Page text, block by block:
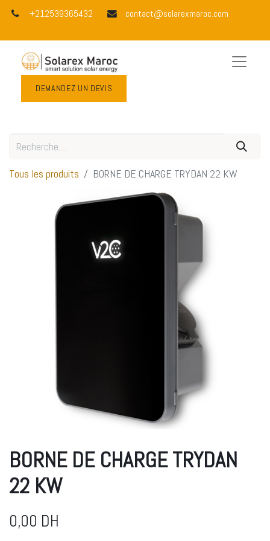
+212539365432 contact@solarexmaroc.com
DEMANDEZ UN DEVIS
Tous les produits BORNE DE CHARGE TRYDAN 22 KW
BORNE DE CHARGE TRYDAN
22 KW
0,00 DH